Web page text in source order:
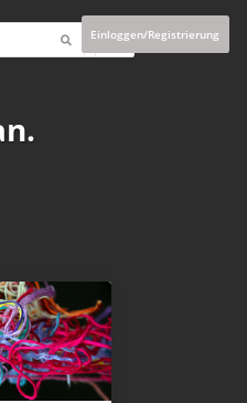
Einloggen/Registrierung